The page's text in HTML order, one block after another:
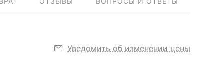
Уведомить об изменении цены